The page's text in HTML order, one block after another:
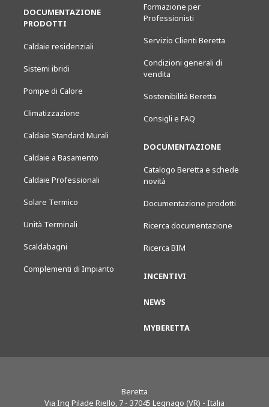
DOCUMENTAZIONE
PRODOTTI
Caldaie residenziali
Sistemi ibridi
Pompe di Calore
Climatizzazione
Caldaie Standard Murali
Caldaie a Basamento
Caldaie Professionali
Solare Termico
Unità Terminali
Scaldabagni
Complementi di Impianto
Formazione per
Professionisti
Servizio Clienti Beretta
Condizioni generali di
vendita
Sostenibilità Beretta
Consigli e FAQ
DOCUMENTAZIONE
Catalogo Beretta e schede
novità
Documentazione prodotti
Ricerca documentazione
Ricerca BIM
INCENTIVI
NEWS
MYBERETTA
Beretta
Via Ing Pilade Riello, 7 - 37045 Legnago (VR) - Italia